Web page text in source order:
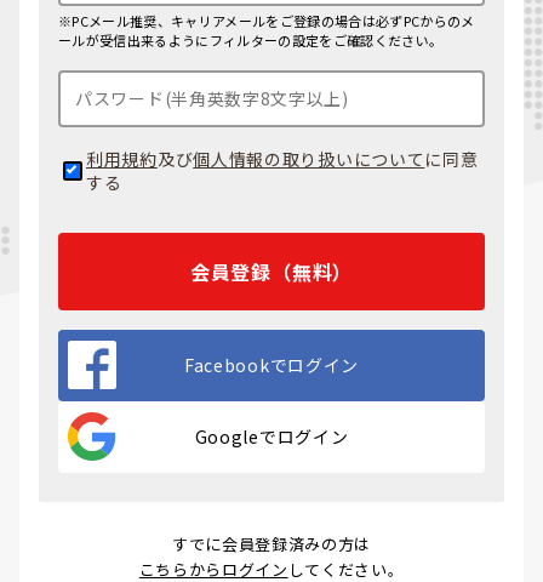
※PCメール推奨、キャリアメールをご登録の場合は必ずPCからのメ
ールが受信出来るようにフィルターの設定をご確認ください。
利用規約及び個人情報の取り扱いについて に同意
する
会員登録（無料）
Facebookでログイン
Googleでログイン
すでに会員登録済みの方は
こちらからログイン してください。